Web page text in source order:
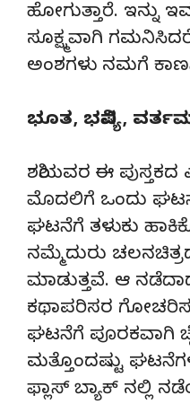
ಹೋಗುತ್ತಾರೆ. ಇನ್ನು
ಸೂಕ್ಷ್ಮವಾಗಿ
ಅಂಶಗಳು ನಮಗೆ
ಭೂತ, ಭವಿಷ್ಯ,
ಶಶಿಯವರ ಈ ಪುಸ್ತಕದ
ಮೊದಲಿಗೆ ಒಂದು
ಘಟನೆಗೆ ತಳುಕು
ನಮ್ಮೆದುರು
ಮಾಡುತ್ತವೆ. ಆ
ಕಥಾಪರಿಸರ
ಘಟನೆಗೆ ಪೂರಕವಾಗಿ
ಮತ್ತೊಂದಷ್ಟು
ಫ್ಲಾಸ್ ಬ್ಯಾಕ್ ನಲ್ಲಿ